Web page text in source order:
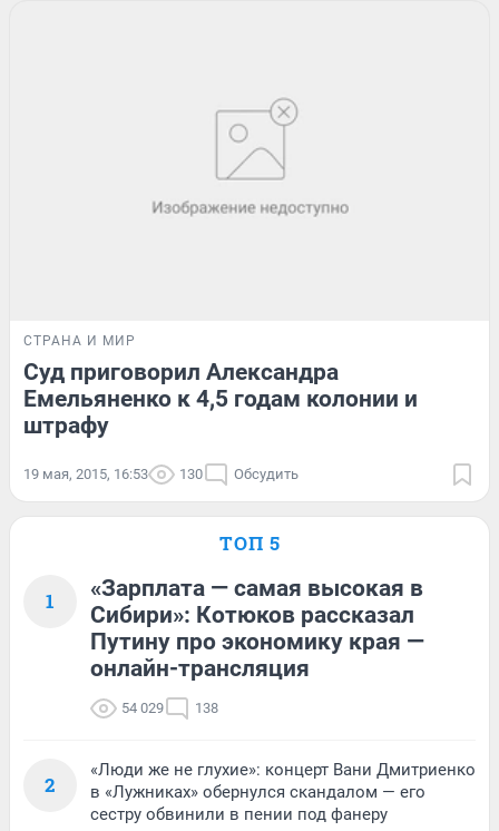
СТРАНА И МИР
Суд приговорил Александра
Емельяненко к 4,5 годам колонии и
штрафу
19 мая, 2015, 16:53 130 Обсудить
ТОП 5
1
«Зарплата — самая высокая в
Сибири»: Котюков рассказал
Путину про экономику края —
онлайн-трансляция
54 029 138
2
«Люди же не глухие»: концерт Вани Дмитриенко
в «Лужниках» обернулся скандалом — его
сестру обвинили в пении под фанеру